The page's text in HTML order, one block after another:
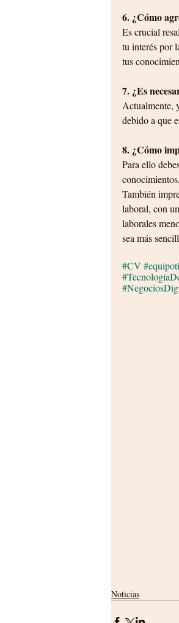
6. ¿Cómo
Es crucial
tu interés por
tus
7. ¿Es
Actualmente,
debido a que
8. ¿Cómo
Para ello
También
laboral, con
laborales
sea más
#CV #equipoti
Noticias